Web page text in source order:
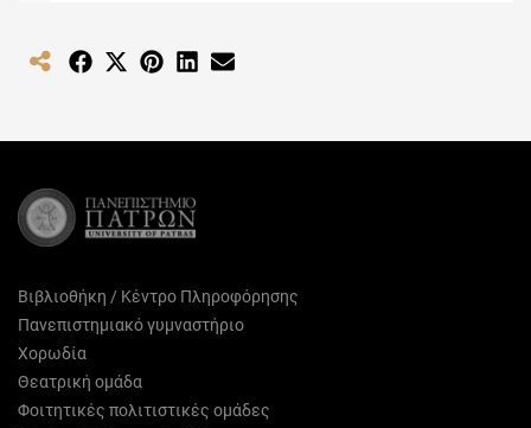
Share Share
(Twitter)
Share Share
Βιβλιοθήκη / Κέντρο Πληροφόρησης
Πανεπιστημιακό γυμναστήριο
Χορωδία
Θεατρική ομάδα
Φοιτητικές πολιτιστικές ομάδες